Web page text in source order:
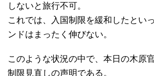
しないと旅行不可。
これでは、入国制限を緩和したとい
ンドはまったく伸びない。
このような状況の中で、本日の木原
制限見直しの声明である。